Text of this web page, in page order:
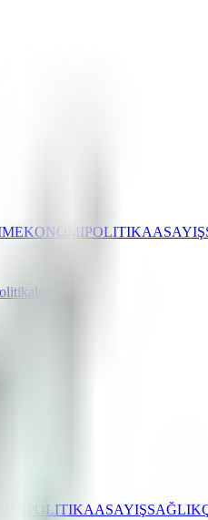
EKONOMIPOLITIKAASAYIŞ
POLITIKAASAYIŞSAĞLIK